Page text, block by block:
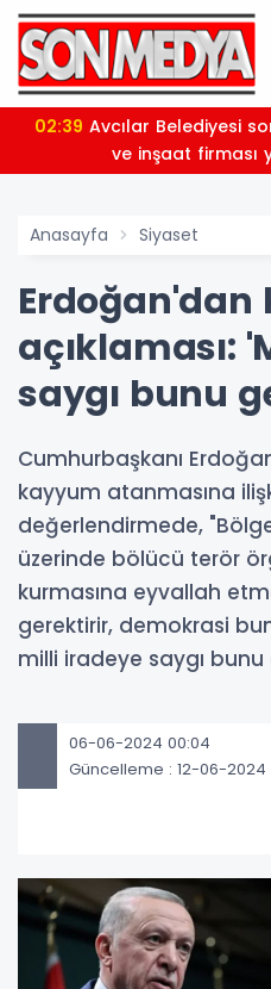
02:39
ve inşaat firması
Anasayfa Siyaset
açıklaması:
saygı bunu
Cumhurbaşkanı
kayyum atanmasına
değerlendirmede,
üzerinde bölücü terör
kurmasına eyvallah
gerektirir, demokrasi
milli iradeye saygı
06-06-2024 00:04
Güncelleme : 12-06-2024